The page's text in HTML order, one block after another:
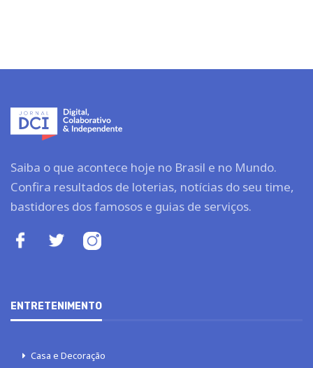
Saiba o que acontece hoje no Brasil e no Mundo.
Confira resultados de loterias, notícias do seu time,
bastidores dos famosos e guias de serviços.
ENTRETENIMENTO
Casa e Decoração